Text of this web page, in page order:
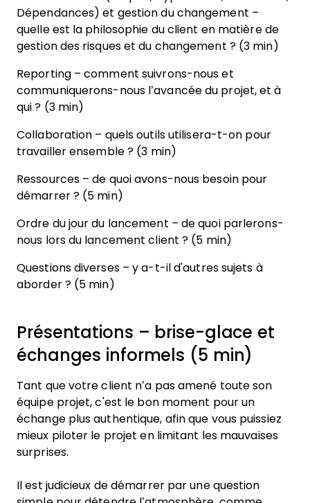
Dépendances) et gestion du changement –
quelle est la philosophie du client en matière de
gestion des risques et du changement ? (3 min)
Reporting – comment suivrons-nous et
communiquerons-nous l’avancée du projet, et à
qui ? (3 min)
Collaboration – quels outils utilisera-t-on pour
travailler ensemble ? (3 min)
Ressources – de quoi avons-nous besoin pour
démarrer ? (5 min)
Ordre du jour du lancement – de quoi parlerons-
nous lors du lancement client ? (5 min)
Questions diverses – y a-t-il d'autres sujets à
aborder ? (5 min)
Présentations – brise-glace et
échanges informels (5 min)
Tant que votre client n’a pas amené toute son
équipe projet, c'est le bon moment pour un
échange plus authentique, afin que vous puissiez
mieux piloter le projet en limitant les mauvaises
surprises.
Il est judicieux de démarrer par une question